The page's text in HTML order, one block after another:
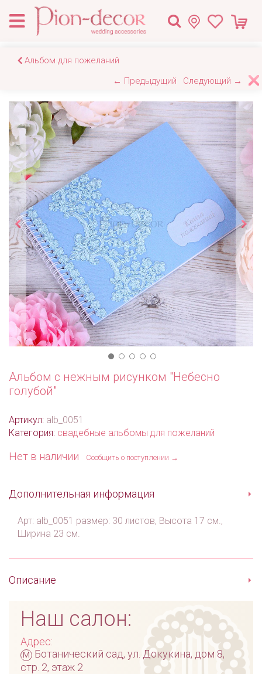
Альбом для пожеланий
← Предыдущий
Следующий →
Альбом с нежным рисунком "Небесно
голубой"
Артикул: alb_0051
Категория: свадебные альбомы для пожеланий
Нет в наличии Сообщить о поступлении →
Дополнительная информация
Арт: alb_0051 размер: 30 листов, Высота 17 см.,
Ширина 23 см.
Описание
Наш салон:
Адрес:
м Ботанический сад, ул. Докукина, дом 8,
стр. 2, этаж 2